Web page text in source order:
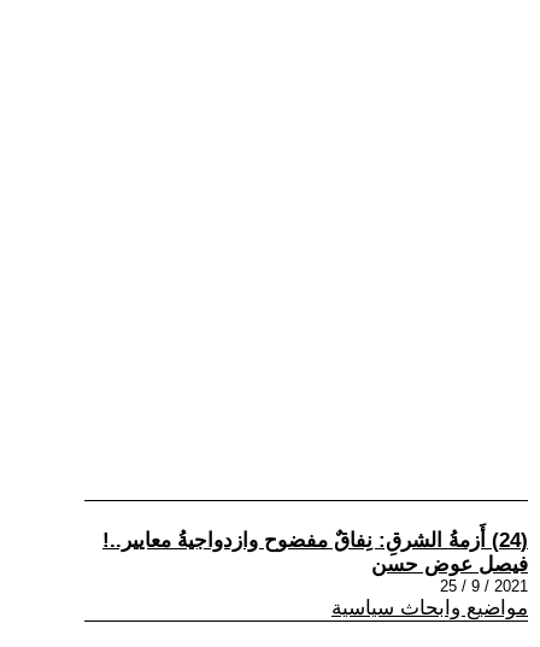
(24) أَزمةُ الشرقِ: نِفاقٌ مفضوح وازدواجيةُ معايير..!
فيصل عوض حسن
2021 / 9 / 25
مواضيع وابحاث سياسية